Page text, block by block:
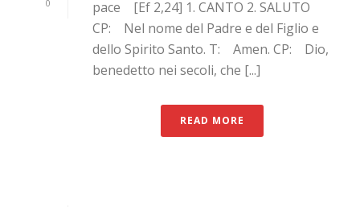
0
pace [Ef 2,24] 1. CANTO 2. SALUTO
CP: Nel nome del Padre e del Figlio e
dello Spirito Santo. T: Amen. CP: Dio,
benedetto nei secoli, che [...]
READ MORE